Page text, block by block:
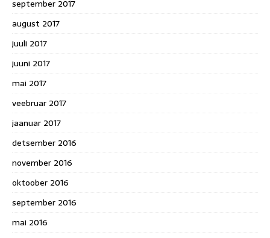
september 2017
august 2017
juuli 2017
juuni 2017
mai 2017
veebruar 2017
jaanuar 2017
detsember 2016
november 2016
oktoober 2016
september 2016
mai 2016